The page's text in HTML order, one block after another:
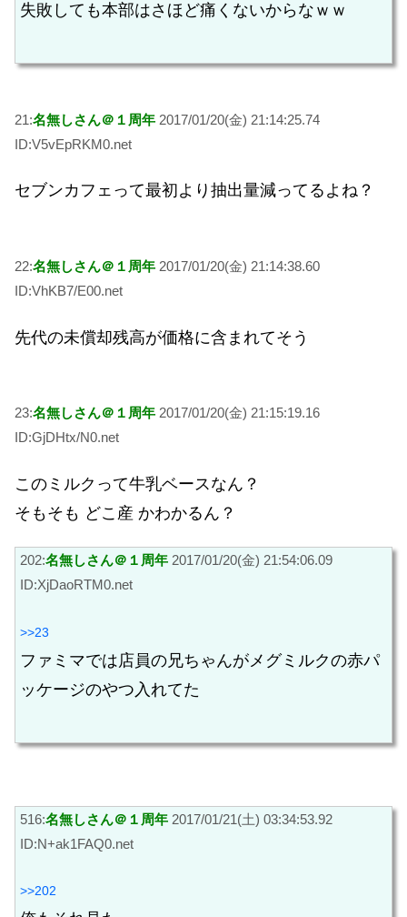
失敗しても本部はさほど痛くないからなｗｗ
21:名無しさん＠１周年 2017/01/20(金) 21:14:25.74
ID:V5vEpRKM0.net
セブンカフェって最初より抽出量減ってるよね？
22:名無しさん＠１周年 2017/01/20(金) 21:14:38.60
ID:VhKB7/E00.net
先代の未償却残高が価格に含まれてそう
23:名無しさん＠１周年 2017/01/20(金) 21:15:19.16
ID:GjDHtx/N0.net
このミルクって牛乳ベースなん？
そもそも どこ産 かわかるん？
202:名無しさん＠１周年 2017/01/20(金) 21:54:06.09
ID:XjDaoRTM0.net
>>23
ファミマでは店員の兄ちゃんがメグミルクの赤パ
ッケージのやつ入れてた
516:名無しさん＠１周年 2017/01/21(土) 03:34:53.92
ID:N+ak1FAQ0.net
>>202